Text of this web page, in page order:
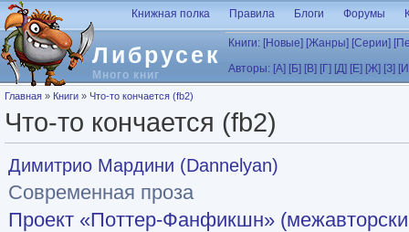
Перейти к основному содержанию
Либрусек
Много книг
Книжная полка Правила Блоги Форумы
Книги: [Новые] [Жанры] [Серии]
Авторы: [А] [Б] [В] [Г] [Д] [Е] [Ж] [З]
Вы здесь
Главная » Книги » Что-то кончается (fb2)
Что-то кончается (fb2)
Димитрио Мардини (Dannelyan)
Современная проза
Проект «Поттер-Фанфикшн»